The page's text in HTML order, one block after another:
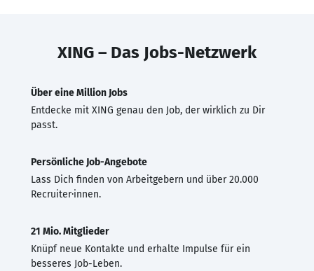
XING – Das Jobs-Netzwerk
Über eine Million Jobs
Entdecke mit XING genau den Job, der wirklich zu Dir
passt.
Persönliche Job-Angebote
Lass Dich finden von Arbeitgebern und über 20.000
Recruiter·innen.
21 Mio. Mitglieder
Knüpf neue Kontakte und erhalte Impulse für ein
besseres Job-Leben.